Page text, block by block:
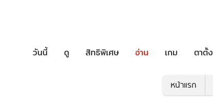
วันนี้ ดู สิทธิพิเศษ อ่าน เกม ตาตั้ง
หน้าแรก